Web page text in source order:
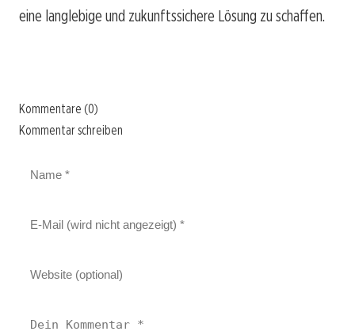
eine langlebige und zukunftssichere Lösung zu schaffen.
Kommentare (0)
Kommentar schreiben